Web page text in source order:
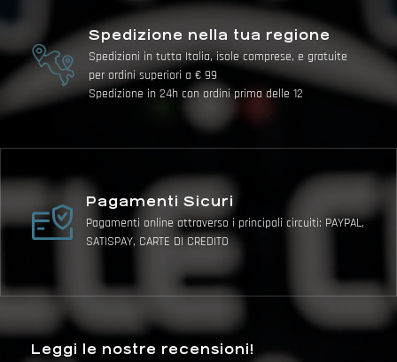
Spedizione nella tua regione
Spedizioni in tutta Italia, isole comprese, e gratuite
per ordini superiori a € 99
Spedizione in 24h con ordini prima delle 12
Pagamenti Sicuri
Pagamenti online attraverso i principali circuiti: PAYPAL,
SATISPAY, CARTE DI CREDITO
Leggi le nostre recensioni!